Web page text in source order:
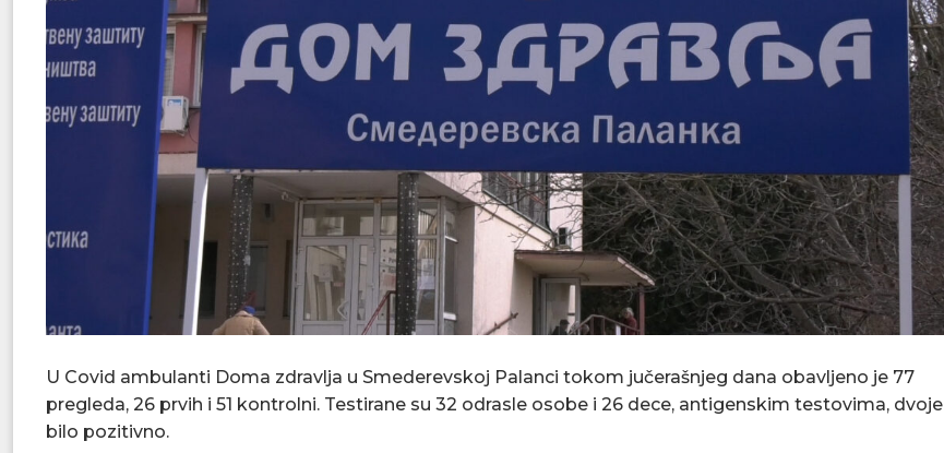
U Covid ambulanti Doma zdravlja u Smederevskoj Palanci tokom jučerašnjeg dana obavljeno je 77
pregleda, 26 prvih i 51 kontrolni. Testirane su 32 odrasle osobe i 26 dece, antigenskim testovima,
bilo pozitivno.